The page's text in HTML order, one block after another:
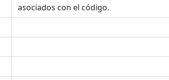
asociados con el código.